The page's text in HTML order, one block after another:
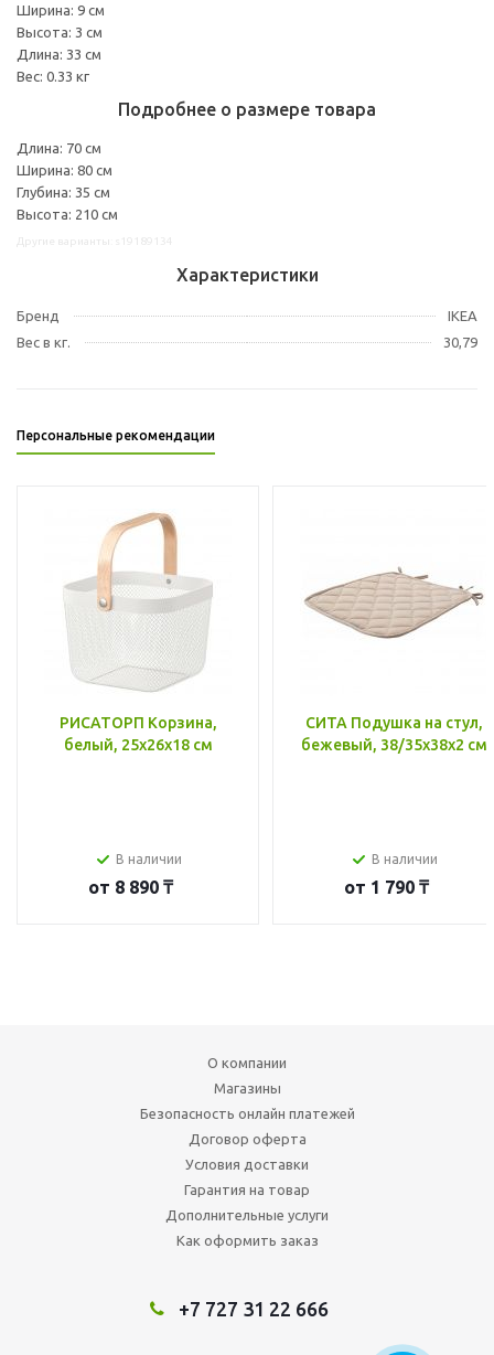
Ширина: 9 см
Высота: 3 см
Длина: 33 см
Вес: 0.33 кг
Подробнее о размере товара
Длина: 70 см
Ширина: 80 см
Глубина: 35 см
Высота: 210 см
Характеристики
Бренд
IKEA
Вес в кг.
30,79
Персональные рекомендации
РИСАТОРП Корзина,
белый, 25x26x18 см
В наличии
от 8 890 ₸
СИТА Подушка на стул,
бежевый, 38/35x38x2 см
В наличии
от 1 790 ₸
О компании
Магазины
Безопасность онлайн платежей
Договор оферта
Условия доставки
Гарантия на товар
Дополнительные услуги
Как оформить заказ
+7 727 31 22 666